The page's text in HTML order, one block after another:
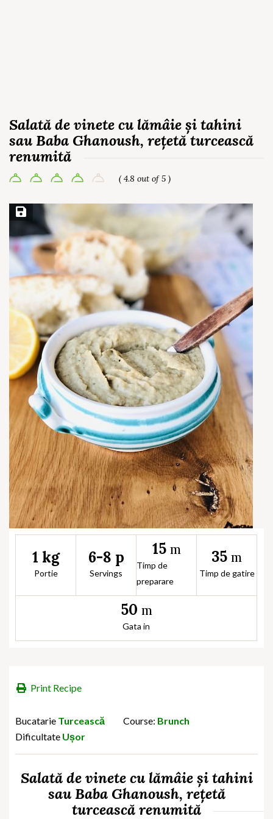
Salată de vinete cu lămâie și tahini
sau Baba Ghanoush, rețetă turcească
renumită
( 4.8 out of 5 )
Save Recipe
1 kg
Portie
6-8 p
Servings
15 m
Timp de
preparare
35 m
Timp de gatire
50 m
Gata in
Print Recipe
Bucatarie Turcească Course: Brunch
Dificultate Ușor
Salată de vinete cu lămâie și tahini
sau Baba Ghanoush, rețetă
turcească renumită